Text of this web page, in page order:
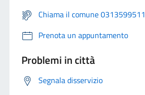
Chiama il comune 0313599511
Prenota un appuntamento
Problemi in città
Segnala disservizio